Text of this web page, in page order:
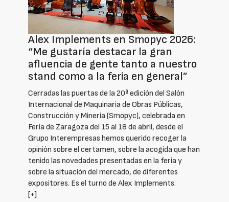
Alex Implements en Smopyc 2026:
“Me gustaría destacar la gran
afluencia de gente tanto a nuestro
stand como a la feria en general”
Cerradas las puertas de la 20ª edición del Salón
Internacional de Maquinaria de Obras Públicas,
Construcción y Minería (Smopyc), celebrada en
Feria de Zaragoza del 15 al 18 de abril, desde el
Grupo Interempresas hemos querido recoger la
opinión sobre el certamen, sobre la acogida que han
tenido las novedades presentadas en la feria y
sobre la situación del mercado, de diferentes
expositores. Es el turno de Alex Implements.
[+]